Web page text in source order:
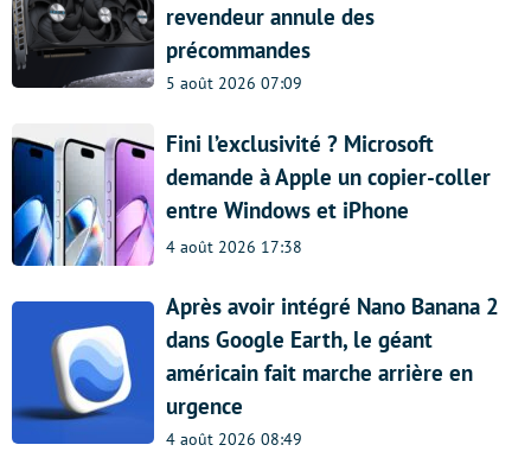
revendeur annule des
précommandes
5 août 2026 07:09
Fini l’exclusivité ? Microsoft
demande à Apple un copier-coller
entre Windows et iPhone
4 août 2026 17:38
Après avoir intégré Nano Banana 2
dans Google Earth, le géant
américain fait marche arrière en
urgence
4 août 2026 08:49